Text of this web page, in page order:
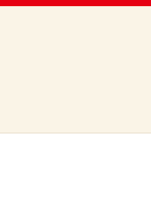
難